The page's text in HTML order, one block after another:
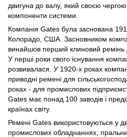
двигуна до валу, який своєю
компоненти системи.
Компанія Gates була заснована
Колорадо, США. Засновником
винайшов перший клиновий ремінь
У перші роки свого існування
розвивалася. У 1920-х роках
приводні ремені для
роках - для промислових
Gates має понад 100 заводів і
країнах світу.
Ремені Gates використовуються у
промислових обладнаннях,